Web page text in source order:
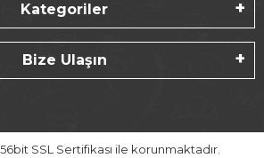
Kategoriler
Bize Ulaşın
SSL Sertifikası ile korunmaktadır.